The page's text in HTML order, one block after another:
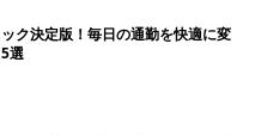
ク決定版！毎日の通勤を快適に変
選